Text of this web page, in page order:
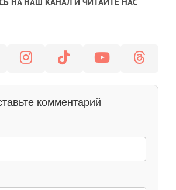
комментарий